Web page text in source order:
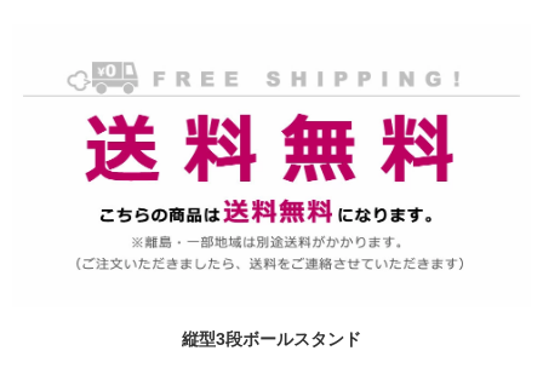
縦型3段ボールスタンド